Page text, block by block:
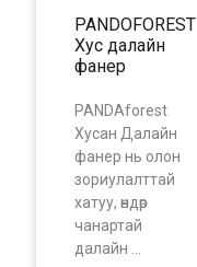
PANDOFOREST
Хус далайн
фанер
PANDAforest
Хусан Далайн
фанер нь олон
зориулалттай
хатуу, өндөр
чанартай
далайн ...